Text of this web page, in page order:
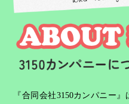
『合同会社3150カンパニー